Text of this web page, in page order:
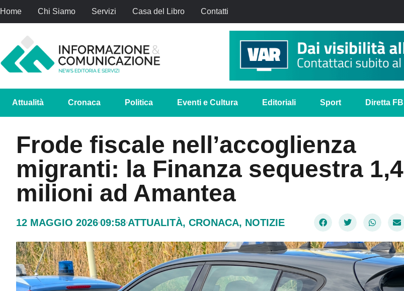
Home Chi Siamo Servizi Casa del Libro Contatti
Attualità Cronaca Politica Eventi e Cultura Editoriali Sport Diretta FB
Frode fiscale nell’accoglienza
migranti: la Finanza sequestra 1,4
milioni ad Amantea
12 MAGGIO 202609:58 ATTUALITÀ, CRONACA, NOTIZIE